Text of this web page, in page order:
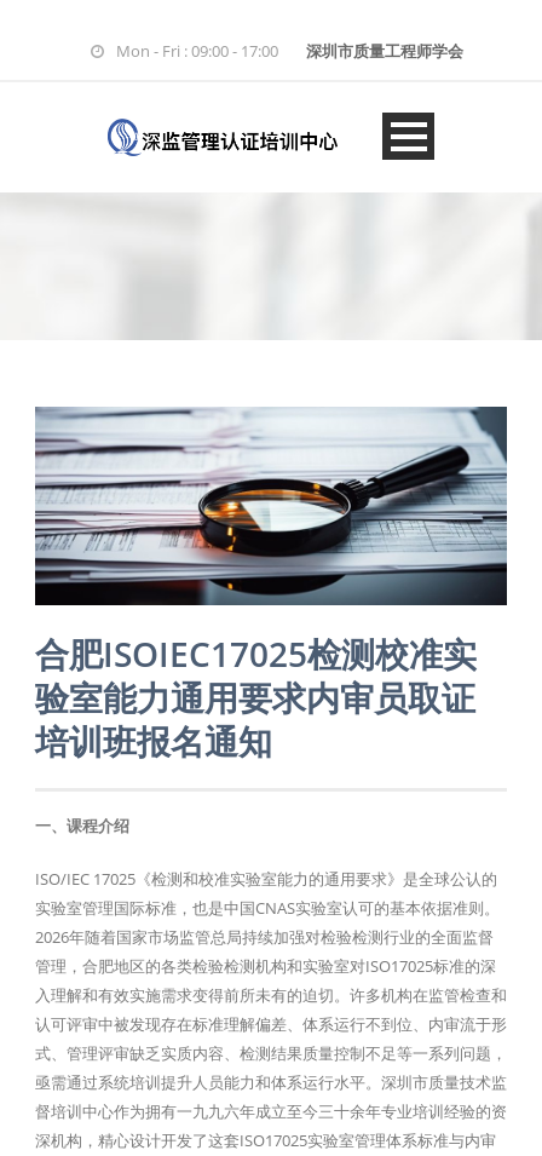
Mon - Fri : 09:00 - 17:00 深圳市质量工程师学会
合肥ISOIEC17025检测校准实
验室能力通用要求内审员取证
培训班报名通知
一、课程介绍
ISO/IEC 17025《检测和校准实验室能力的通用要求》是全球公认的
实验室管理国际标准，也是中国CNAS实验室认可的基本依据准则。
2026年随着国家市场监管总局持续加强对检验检测行业的全面监督
管理，合肥地区的各类检验检测机构和实验室对ISO17025标准的深
入理解和有效实施需求变得前所未有的迫切。许多机构在监管检查和
认可评审中被发现存在标准理解偏差、体系运行不到位、内审流于形
式、管理评审缺乏实质内容、检测结果质量控制不足等一系列问题，
亟需通过系统培训提升人员能力和体系运行水平。深圳市质量技术监
督培训中心作为拥有一九九六年成立至今三十余年专业培训经验的资
深机构，精心设计开发了这套ISO17025实验室管理体系标准与内审